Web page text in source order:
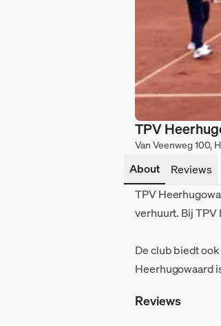
TPV
Van Veenweg 100,
About
Reviews
TPV
verhuurt. Bij
De club biedt
Heerhugowaard
Reviews